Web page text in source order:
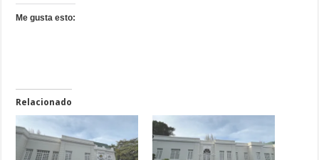
Me gusta esto:
Relacionado